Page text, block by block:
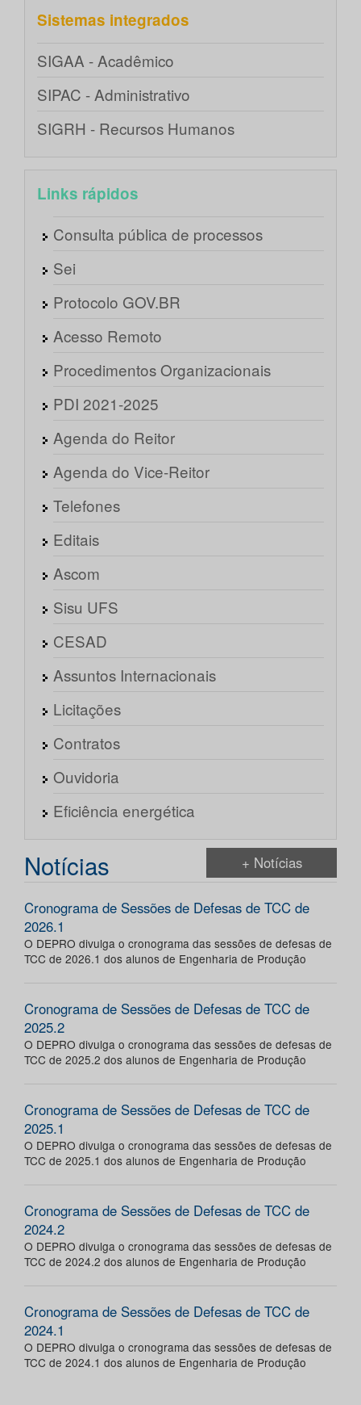
Sistemas integrados
SIGAA - Acadêmico
SIPAC - Administrativo
SIGRH - Recursos Humanos
Links rápidos
Consulta pública de processos
Sei
Protocolo GOV.BR
Acesso Remoto
Procedimentos Organizacionais
PDI 2021-2025
Agenda do Reitor
Agenda do Vice-Reitor
Telefones
Editais
Ascom
Sisu UFS
CESAD
Assuntos Internacionais
Licitações
Contratos
Ouvidoria
Eficiência energética
Notícias + Notícias
Cronograma de Sessões de Defesas de TCC de
2026.1
O DEPRO divulga o cronograma das sessões de defesas de
TCC de 2026.1 dos alunos de Engenharia de Produção
Cronograma de Sessões de Defesas de TCC de
2025.2
O DEPRO divulga o cronograma das sessões de defesas de
TCC de 2025.2 dos alunos de Engenharia de Produção
Cronograma de Sessões de Defesas de TCC de
2025.1
O DEPRO divulga o cronograma das sessões de defesas de
TCC de 2025.1 dos alunos de Engenharia de Produção
Cronograma de Sessões de Defesas de TCC de
2024.2
O DEPRO divulga o cronograma das sessões de defesas de
TCC de 2024.2 dos alunos de Engenharia de Produção
Cronograma de Sessões de Defesas de TCC de
2024.1
O DEPRO divulga o cronograma das sessões de defesas de
TCC de 2024.1 dos alunos de Engenharia de Produção